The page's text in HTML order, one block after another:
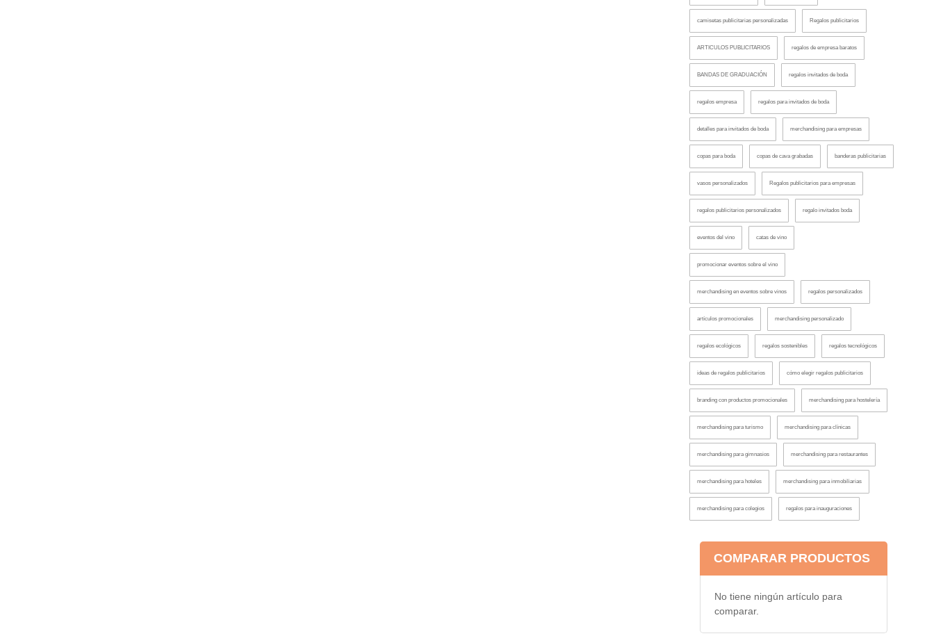
camisetas publicitarias personalizadas Regalos publicitarios
ARTICULOS PUBLICITARIOS regalos de empresa baratos
BANDAS DE GRADUACIÓN regalos invitados de boda
regalos empresa regalos para invitados de boda
detalles para invitados de boda merchandising para empresas
copas para boda copas de cava grabadas banderas publicitarias
vasos personalizados Regalos publicitarios para empresas
regalos publicitarios personalizados regalo invitados boda
eventos del vino catas de vino
promocionar eventos sobre el vino
merchandising en eventos sobre vinos regalos personalizados
artículos promocionales merchandising personalizado
regalos ecológicos regalos sostenibles regalos tecnológicos
ideas de regalos publicitarios cómo elegir regalos publicitarios
branding con productos promocionales merchandising para hostelería
merchandising para turismo merchandising para clínicas
merchandising para gimnasios merchandising para restaurantes
merchandising para hoteles merchandising para inmobiliarias
merchandising para colegios regalos para inauguraciones
COMPARAR PRODUCTOS
No tiene ningún artículo para
comparar.